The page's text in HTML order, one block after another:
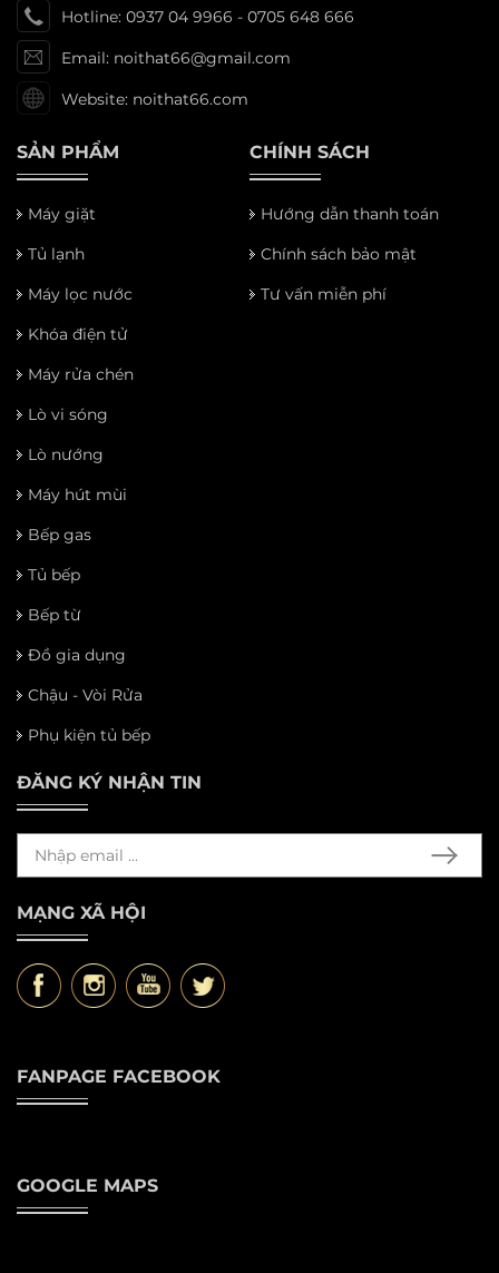
Hotline: 0937 04 9966 - 0705 648 666
Email: noithat66@gmail.com
Website: noithat66.com
SẢN PHẨM
Máy giặt
Tủ lạnh
Máy lọc nước
Khóa điện tử
Máy rửa chén
Lò vi sóng
Lò nướng
Máy hút mùi
Bếp gas
Tủ bếp
Bếp từ
Đồ gia dụng
Chậu - Vòi Rửa
Phụ kiện tủ bếp
CHÍNH SÁCH
Hướng dẫn thanh toán
Chính sách bảo mật
Tư vấn miễn phí
ĐĂNG KÝ NHẬN TIN
MẠNG XÃ HỘI
FANPAGE FACEBOOK
GOOGLE MAPS